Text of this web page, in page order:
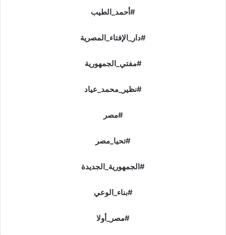
#أحمد_الطيب
#دار_الإفتاء_المصرية
#مفتي_الجمهورية
#نظير_محمد_عياد
#مصر
#تحيا_مصر
#الجمهورية_الجديدة
#بناء_الوعي
#مصر_أولا